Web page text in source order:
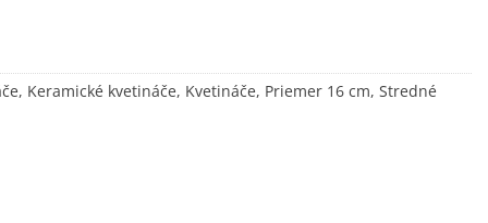
, Keramické kvetináče, Kvetináče, Priemer 16 cm, Stredné